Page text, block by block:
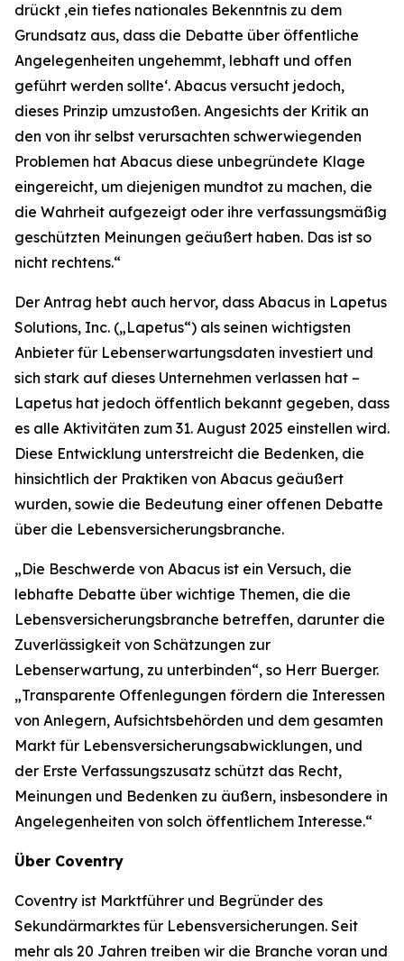
drückt ‚ein tiefes nationales Bekenntnis zu dem
Grundsatz aus, dass die Debatte über öffentliche
Angelegenheiten ungehemmt, lebhaft und offen
geführt werden sollte‘. Abacus versucht jedoch,
dieses Prinzip umzustoßen. Angesichts der Kritik an
den von ihr selbst verursachten schwerwiegenden
Problemen hat Abacus diese unbegründete Klage
eingereicht, um diejenigen mundtot zu machen, die
die Wahrheit aufgezeigt oder ihre verfassungsmäßig
geschützten Meinungen geäußert haben. Das ist so
nicht rechtens.“
Der Antrag hebt auch hervor, dass Abacus in Lapetus
Solutions, Inc. („Lapetus“) als seinen wichtigsten
Anbieter für Lebenserwartungsdaten investiert und
sich stark auf dieses Unternehmen verlassen hat –
Lapetus hat jedoch öffentlich bekannt gegeben, dass
es alle Aktivitäten zum 31. August 2025 einstellen wird.
Diese Entwicklung unterstreicht die Bedenken, die
hinsichtlich der Praktiken von Abacus geäußert
wurden, sowie die Bedeutung einer offenen Debatte
über die Lebensversicherungsbranche.
„Die Beschwerde von Abacus ist ein Versuch, die
lebhafte Debatte über wichtige Themen, die die
Lebensversicherungsbranche betreffen, darunter die
Zuverlässigkeit von Schätzungen zur
Lebenserwartung, zu unterbinden“, so Herr Buerger.
„Transparente Offenlegungen fördern die Interessen
von Anlegern, Aufsichtsbehörden und dem gesamten
Markt für Lebensversicherungsabwicklungen, und
der Erste Verfassungszusatz schützt das Recht,
Meinungen und Bedenken zu äußern, insbesondere in
Angelegenheiten von solch öffentlichem Interesse.“
Über Coventry
Coventry ist Marktführer und Begründer des
Sekundärmarktes für Lebensversicherungen. Seit
mehr als 20 Jahren treiben wir die Branche voran und